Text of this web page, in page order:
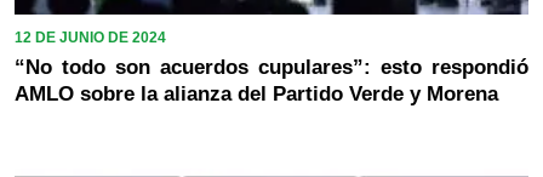
12 DE JUNIO DE 2024
“No todo son acuerdos cupulares”: esto respondió
AMLO sobre la alianza del Partido Verde y Morena